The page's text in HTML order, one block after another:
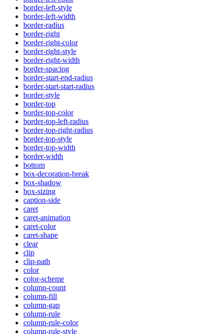
border-left-style
border-left-width
border-radius
border-right
border-right-color
border-right-style
border-right-width
border-spacing
border-start-end-radius
border-start-start-radius
border-style
border-top
border-top-color
border-top-left-radius
border-top-right-radius
border-top-style
border-top-width
border-width
bottom
box-decoration-break
box-shadow
box-sizing
caption-side
caret
caret-animation
caret-color
caret-shape
clear
clip
clip-path
color
color-scheme
column-count
column-fill
column-gap
column-rule
column-rule-color
column-rule-style